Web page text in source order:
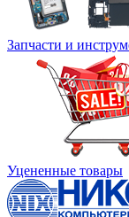
Запчасти и
Уцененные товары